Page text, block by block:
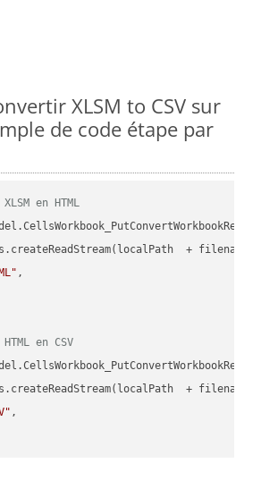
XLSM to CSV sur
de code étape par
en HTML
+ filename
,
en CSV
+ filename
,